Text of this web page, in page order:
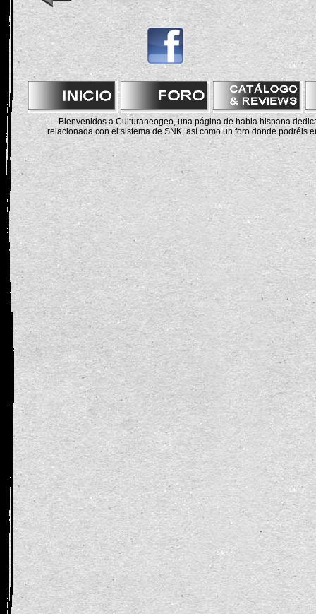
Bienvenidos a Culturaneogeo, una página de habla hispana
relacionada con el sistema de SNK, así como un foro donde podréis